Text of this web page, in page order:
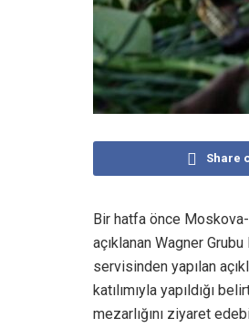
Share
Bir hatfa önce
açıklanan Wagner
servisinden yapılan
katılımıyla yapıldığı
mezarlığını ziyaret